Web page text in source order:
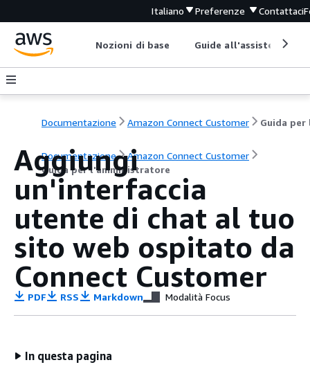
Italiano Preferenze Contattaci
Nozioni di base Guide all'assistenza
Documentazione Amazon Connect Customer
Documentazione
Amazon Connect Customer
Guida per l'amministratore
Aggiungi
un'interfaccia
utente di chat al tuo
sito web ospitato da
Connect Customer
PDF RSS Markdown Modalità Focus
In questa pagina